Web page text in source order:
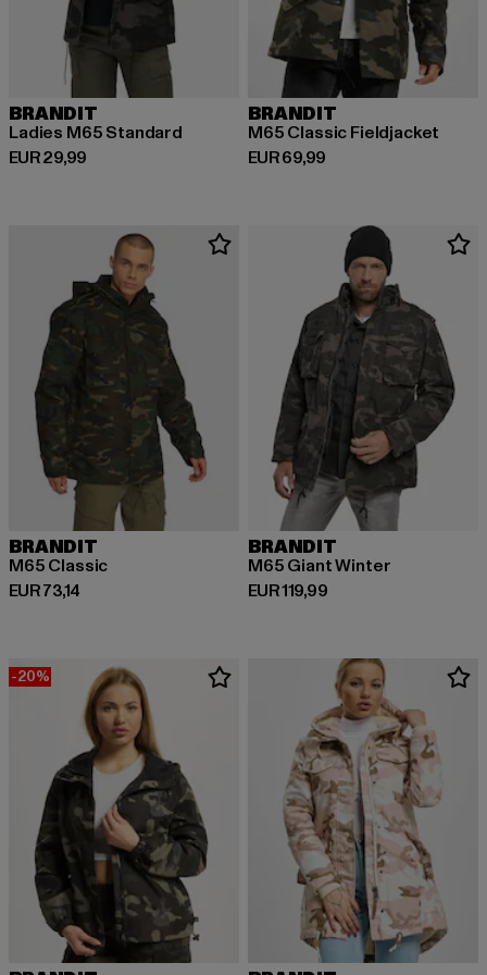
BRANDIT
Ladies M65 Standard
EUR 29,99
Derzeitiger Preis: EUR 29,99
BRANDIT
M65 Classic Fieldjacket
EUR 69,99
Derzeitiger Preis: EUR 69,99
BRANDIT
M65 Classic
EUR 73,14
Derzeitiger Preis: EUR 73,14
BRANDIT
M65 Giant Winter
EUR 119,99
Derzeitiger Preis: EUR 119,99
-20%